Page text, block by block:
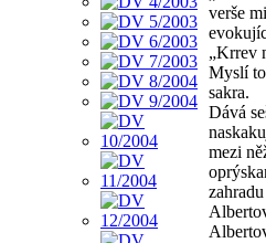
verše
„Krrev
Myslí
sakra.
Dává
mezi